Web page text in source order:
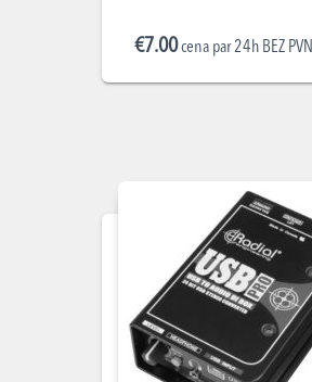
€7.00cena par 24h BEZ PVN